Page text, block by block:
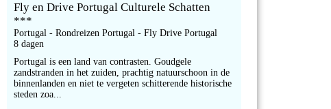
Fly en Drive Portugal Culturele Schatten
***
Portugal - Rondreizen Portugal - Fly Drive Portugal
8 dagen
Portugal is een land van contrasten. Goudgele
zandstranden in het zuiden, prachtig natuurschoon in de
binnenlanden en niet te vergeten schitterende historische
steden zoa...